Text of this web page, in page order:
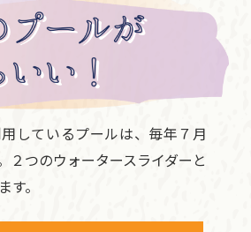
しているプールは、毎年７月
２つのウォータースライダーと
す。